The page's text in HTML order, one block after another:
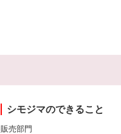
シモジマのできること
販売部門